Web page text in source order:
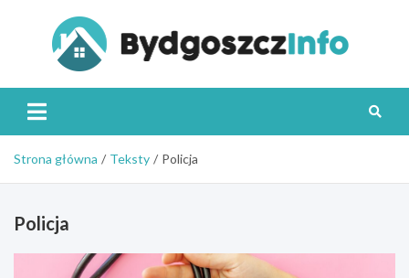
Strona główna Teksty Policja
Policja